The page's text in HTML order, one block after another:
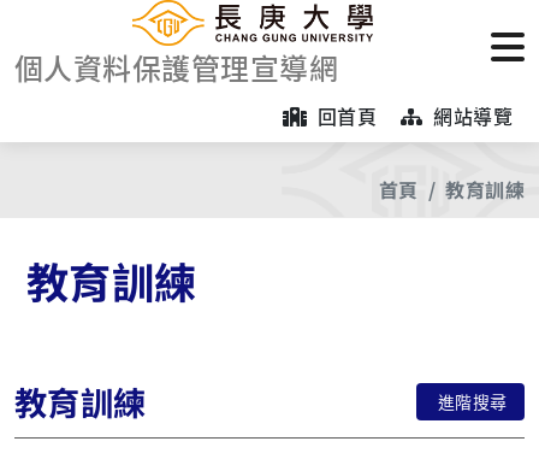
個人資料保護管理宣導網
回首頁 網站導覽
首頁 教育訓練
教育訓練
教育訓練 進階搜尋